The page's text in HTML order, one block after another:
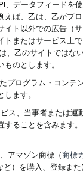
、データフィード
ば、乙は、乙がプ
ト以外での広告（
またはサービス上
、乙のサイトでは
のとします。
プログラム・コン
ます。
ス、当事者または
ることを含みます
アマゾン商標（商標
）を購入、登録ま